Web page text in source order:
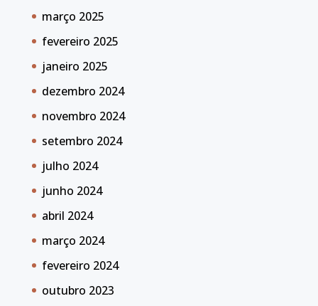
março 2025
fevereiro 2025
janeiro 2025
dezembro 2024
novembro 2024
setembro 2024
julho 2024
junho 2024
abril 2024
março 2024
fevereiro 2024
outubro 2023